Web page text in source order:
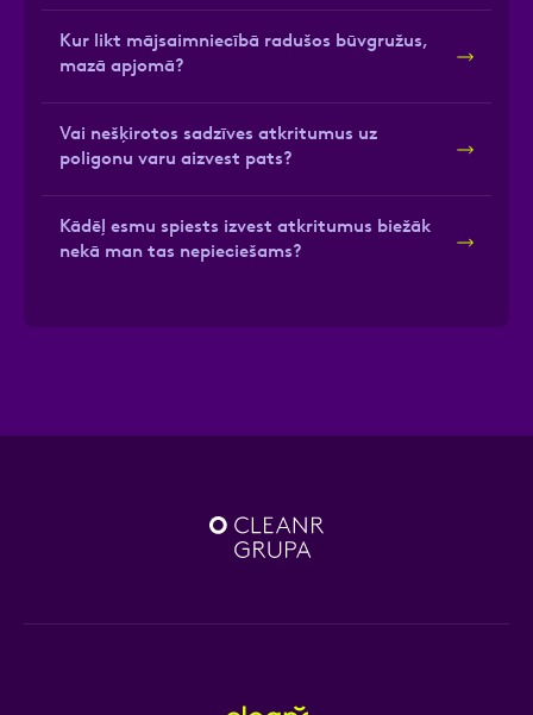
Kur likt mājsaimniecībā radušos būvgružus,
mazā apjomā?
Vai nešķirotos sadzīves atkritumus uz
poligonu varu aizvest pats?
Kādēļ esmu spiests izvest atkritumus biežāk
nekā man tas nepieciešams?